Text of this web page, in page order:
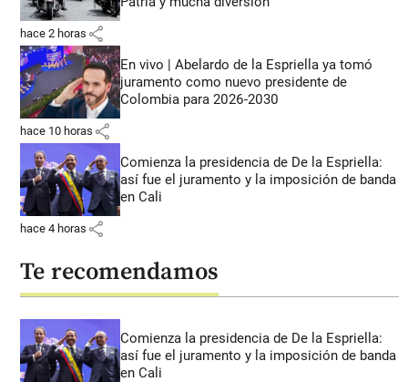
hace 2 horas share
En vivo | Abelardo de la Espriella ya tomó
juramento como nuevo presidente de
Colombia para 2026-2030
hace 10 horas share
Comienza la presidencia de De la Espriella:
así fue el juramento y la imposición de banda
en Cali
hace 4 horas share
Te recomendamos
Comienza la presidencia de De la Espriella:
así fue el juramento y la imposición de banda
en Cali